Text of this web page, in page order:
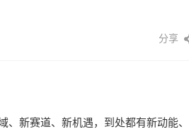
分享
新赛道、新机遇，到处都有新动能、